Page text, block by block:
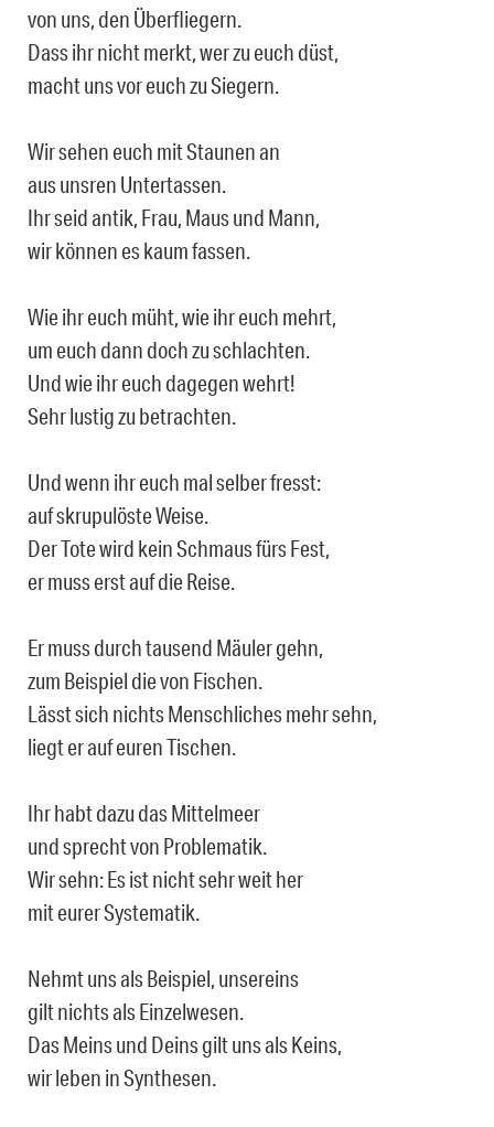
von uns, den Überfliegern.
Dass ihr nicht merkt, wer zu euch düst,
macht uns vor euch zu Siegern.
Wir sehen euch mit Staunen an
aus unsren Untertassen.
Ihr seid antik, Frau, Maus und Mann,
wir können es kaum fassen.
Wie ihr euch müht, wie ihr euch mehrt,
um euch dann doch zu schlachten.
Und wie ihr euch dagegen wehrt!
Sehr lustig zu betrachten.
Und wenn ihr euch mal selber fresst:
auf skrupulöste Weise.
Der Tote wird kein Schmaus fürs Fest,
er muss erst auf die Reise.
Er muss durch tausend Mäuler gehn,
zum Beispiel die von Fischen.
Lässt sich nichts Menschliches mehr sehn,
liegt er auf euren Tischen.
Ihr habt dazu das Mittelmeer
und sprecht von Problematik.
Wir sehn: Es ist nicht sehr weit her
mit eurer Systematik.
Nehmt uns als Beispiel, unsereins
gilt nichts als Einzelwesen.
Das Meins und Deins gilt uns als Keins,
wir leben in Synthesen.